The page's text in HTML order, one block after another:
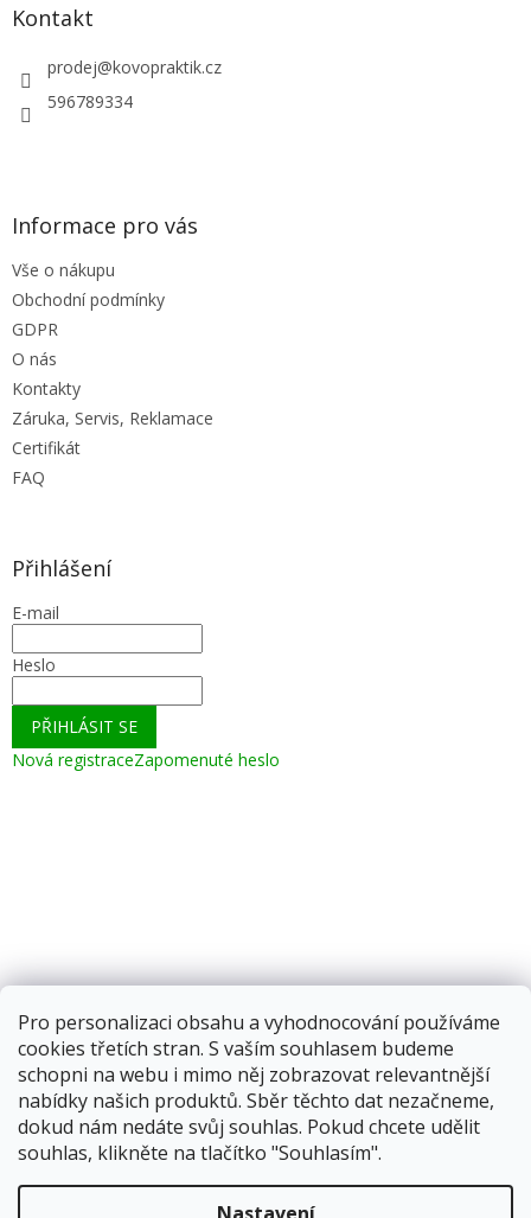
Pro personalizaci obsahu a vyhodnocování používáme
cookies třetích stran. S vaším souhlasem budeme
schopni na webu i mimo něj zobrazovat relevantnější
nabídky našich produktů. Sběr těchto dat nezačneme,
dokud nám nedáte svůj souhlas. Pokud chcete udělit
souhlas, klikněte na tlačítko "Souhlasím".
Kontakt
prodej@kovopraktik.cz
596789334
Informace pro vás
Vše o nákupu
Obchodní podmínky
GDPR
O nás
Kontakty
Záruka, Servis, Reklamace
Certifikát
FAQ
Přihlášení
E-mail
Heslo
PŘIHLÁSIT SE
Nová registraceZapomenuté heslo